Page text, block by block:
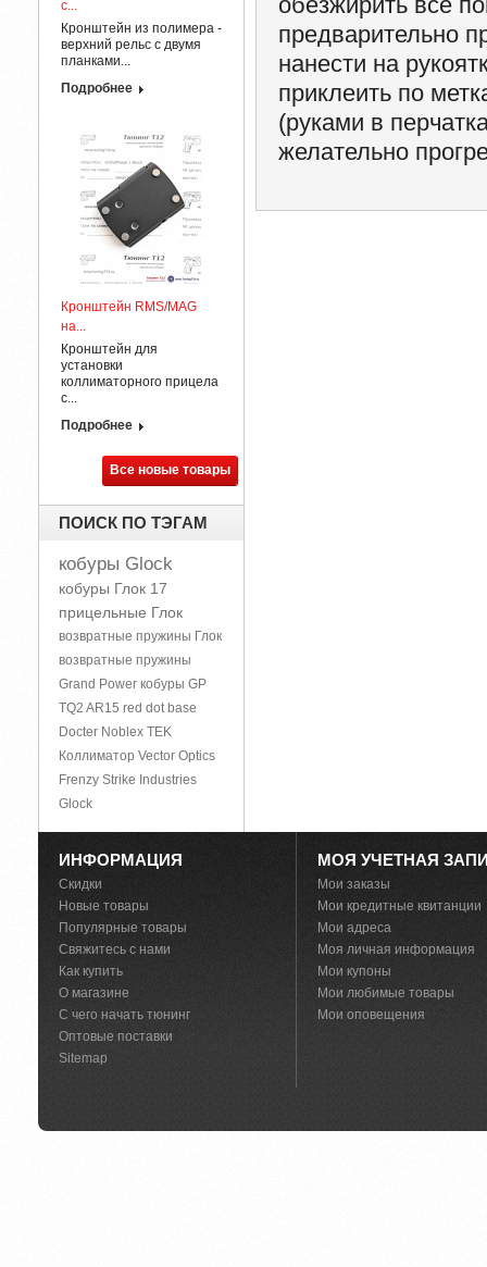
с...
Кронштейн из полимера -
верхний рельс с двумя
планками...
Подробнее
Кронштейн RMS/MAG
на...
Кронштейн для
установки
коллиматорного прицела
с...
Подробнее
Все новые товары
ПОИСК ПО ТЭГАМ
кобуры Glock
кобуры Глок 17
прицельные Глок
возвратные пружины Глок
возвратные пружины
Grand Power кобуры GP
TQ2 AR15 red dot base
Docter Noblex TEK
Коллиматор Vector Optics
Frenzy Strike Industries
Glock
предварительно
нанести на
приклеить по
(руками в
желательно
ИНФОРМАЦИЯ
Скидки
Новые товары
Популярные товары
Свяжитесь с нами
Как купить
О магазине
С чего начать тюнинг
Оптовые поставки
Sitemap
МОЯ УЧЕТНАЯ
Мои заказы
Мои кредитные квитанции
Мои адреса
Моя личная информация
Мои купоны
Мои любимые товары
Мои оповещения